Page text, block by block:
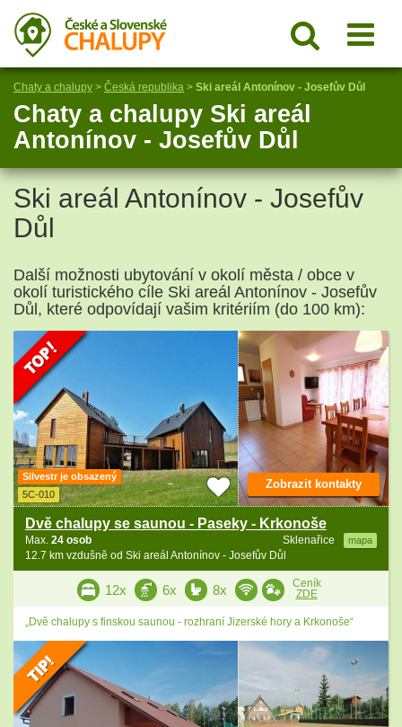
Chaty a chalupy > Česká republika > Ski areál Antonínov - Josefův Důl
Chaty a chalupy Ski areál
Antonínov - Josefův Důl
Ski areál Antonínov - Josefův
Důl
Další možnosti ubytování v okolí města / obce v
okolí turistického cíle Ski areál Antonínov - Josefův
Důl, které odpovídají vašim kritériím (do 100 km):
Silvestr je obsazený
5C-010
Dvě chalupy se saunou - Paseky - Krkonoše
Sklenařice mapa
Max. 24 osob
12.7 km vzdušně od Ski areál Antonínov - Josefův Důl
Zobrazit kontakty
12x 6x 8x
Ceník
ZDE
„Dvě chalupy s finskou saunou - rozhraní Jizerské hory a Krkonoše“